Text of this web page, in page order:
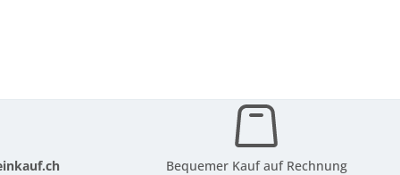
Bequemer Kauf auf Rechnung